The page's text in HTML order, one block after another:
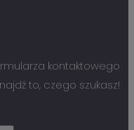
kontaktowego
to, czego szukasz!